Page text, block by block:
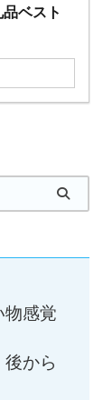
ベスト
物感覚
から